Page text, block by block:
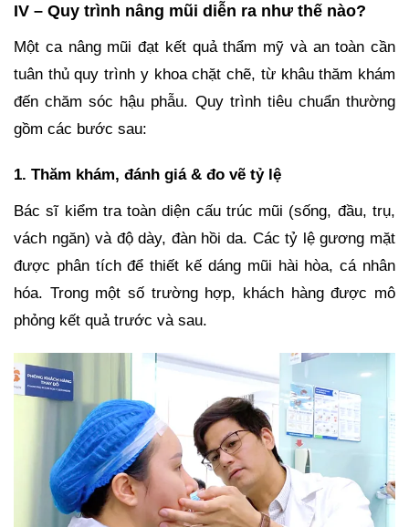
IV – Quy trình nâng mũi diễn ra như thế nào?
Một ca nâng mũi đạt kết quả thẩm mỹ và an toàn cần
tuân thủ quy trình y khoa chặt chẽ, từ khâu thăm khám
đến chăm sóc hậu phẫu. Quy trình tiêu chuẩn thường
gồm các bước sau:
1. Thăm khám, đánh giá & đo vẽ tỷ lệ
Bác sĩ kiểm tra toàn diện cấu trúc mũi (sống, đầu, trụ,
vách ngăn) và độ dày, đàn hồi da. Các tỷ lệ gương mặt
được phân tích để thiết kế dáng mũi hài hòa, cá nhân
hóa. Trong một số trường hợp, khách hàng được mô
phỏng kết quả trước và sau.